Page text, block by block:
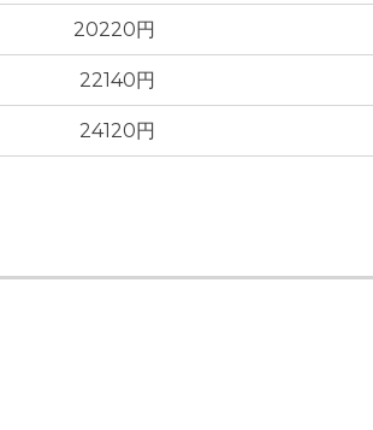
20220円
22140円
24120円